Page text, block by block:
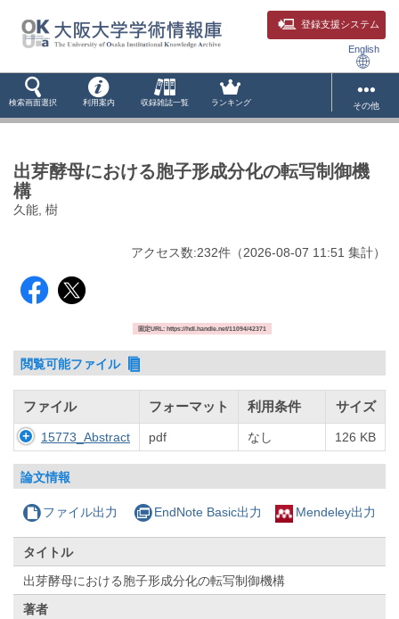
登録支援システム
English
検索画面選択 利用案内 収録雑誌一覧 ランキング その他
出芽酵母における胞子形成分化の転写制御機
構
久能, 樹
アクセス数:232件 （2026-08-07 11:51 集計）
固定URL: https://hdl.handle.net/11094/42371
閲覧可能ファイル
ファイル フォーマット 利用条件 サイズ
15773_Abstract pdf なし 126 KB
論文情報
ファイル出力 EndNote Basic出力 Mendeley出力
タイトル
出芽酵母における胞子形成分化の転写制御機構
著者